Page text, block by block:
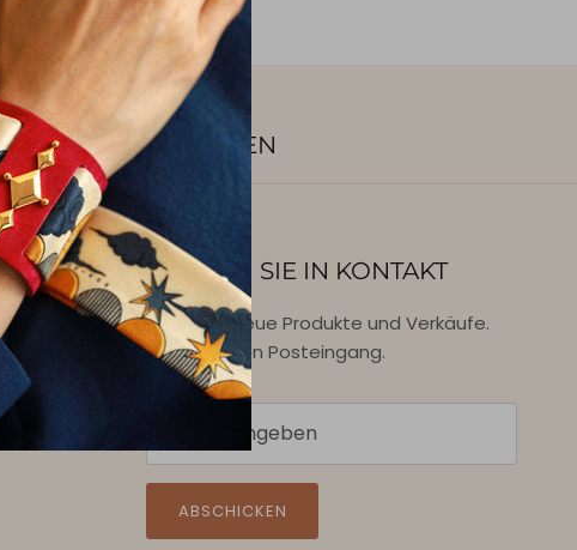
GESCHENKKARTEN
BLEIBEN SIE IN KONTAKT
Aktionen, neue Produkte und Verkäufe.
Direkt in Ihren Posteingang.
ABSCHICKEN